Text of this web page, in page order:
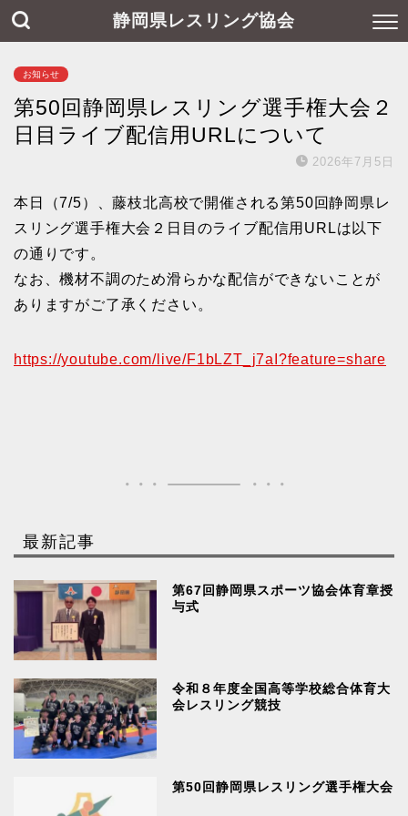
静岡県レスリング協会
お知らせ
第50回静岡県レスリング選手権大会２
日目ライブ配信用URLについて
2026年7月5日
本日（7/5）、藤枝北高校で開催される第50回静岡県レ
スリング選手権大会２日目のライブ配信用URLは以下
の通りです。
なお、機材不調のため滑らかな配信ができないことが
ありますがご了承ください。
https://youtube.com/live/F1bLZT_j7aI?feature=share
最新記事
第67回静岡県スポーツ協会体育章授
与式
令和８年度全国高等学校総合体育大
会レスリング競技
第50回静岡県レスリング選手権大会